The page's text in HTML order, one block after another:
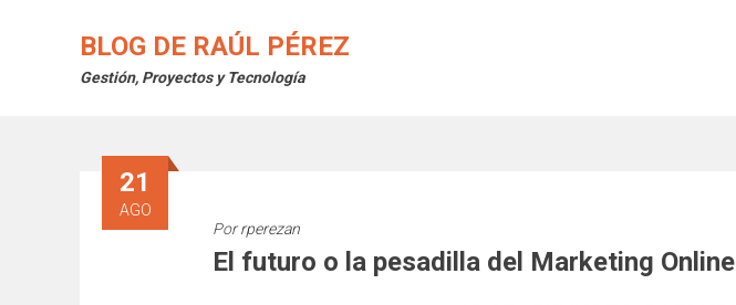
BLOG DE RAÚL PÉREZ
Gestión, Proyectos y Tecnología
21
AGO
Porrperezan
El futuro o la pesadilla del Marketing Online